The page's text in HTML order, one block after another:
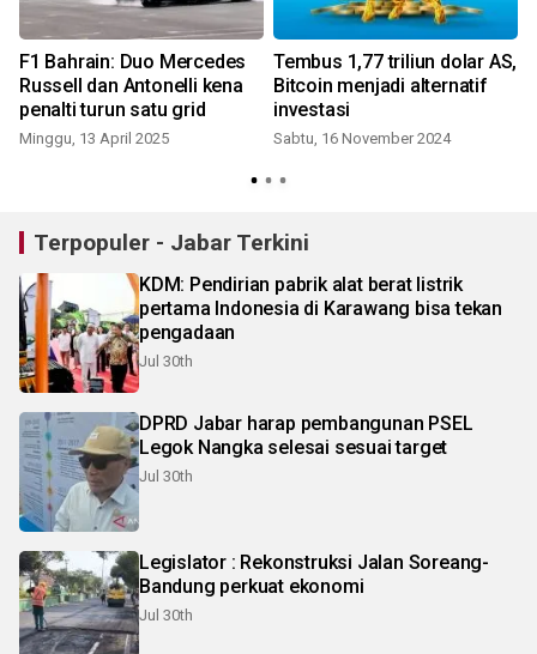
F1 Bahrain: Duo Mercedes
Russell dan Antonelli kena
penalti turun satu grid
Minggu, 13 April 2025
Tembus 1,77 triliun dolar AS,
Bitcoin menjadi alternatif
investasi
Sabtu, 16 November 2024
Terpopuler - Jabar Terkini
KDM: Pendirian pabrik alat berat listrik
pertama Indonesia di Karawang bisa tekan
pengadaan
Jul 30th
DPRD Jabar harap pembangunan PSEL
Legok Nangka selesai sesuai target
Jul 30th
Legislator : Rekonstruksi Jalan Soreang-
Bandung perkuat ekonomi
Jul 30th